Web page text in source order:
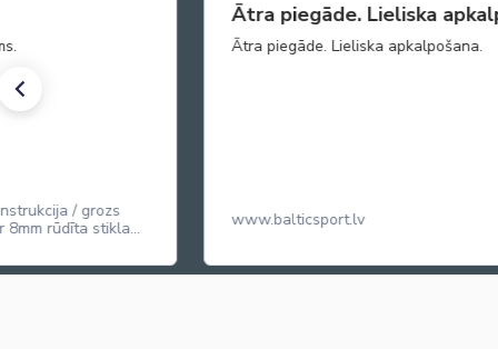
Lieliska apkalpošana.
apkalpošana.
Favorīts
Vienas no
popkorna
popkornam